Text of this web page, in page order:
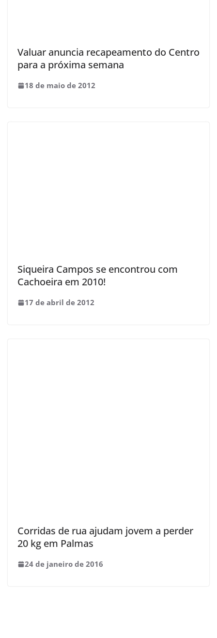
Valuar anuncia recapeamento do Centro
para a próxima semana
18 de maio de 2012
Siqueira Campos se encontrou com
Cachoeira em 2010!
17 de abril de 2012
Corridas de rua ajudam jovem a perder
20 kg em Palmas
24 de janeiro de 2016